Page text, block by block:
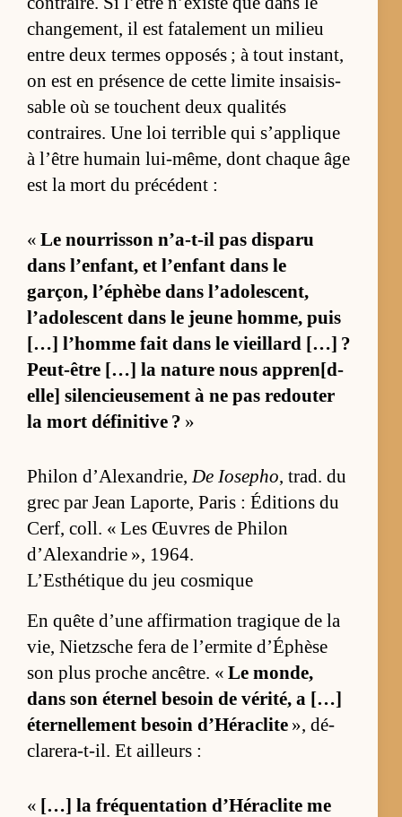
chan­ge­ment, il est fa­ta­le­ment un mi­lieu
entre deux termes op­po­sés ; à tout ins­tant,
on est en pré­sence de cette li­mite in­sai­sis­
sable où se touchent deux qua­li­tés
contraires. Une loi ter­rible qui s’ap­plique
à l’être hu­main lui-mê­me, dont chaque âge
est la mort du pré­cé­dent :
« Le nour­ris­son n’a-t-il pas dis­paru
dans l’en­fant, et l’en­fant dans le
garçon, l’éphèbe dans l’ado­les­cent,
l’ado­les­cent dans le jeune hom­me, puis
[…] l’­homme fait dans le vieillard […] ?
Peut-être […] la na­ture nous ap­pren[d-
el­le] si­len­cieu­se­ment à ne pas re­dou­ter
la mort dé­fi­ni­tive ? »
Phi­lon d’Alexan­drie, De Io­se­pho, trad. du
grec par Jean La­por­te, Pa­ris : Édi­tions du
Cerf, coll. « Les Œuvres de Phi­lon
d’Alexan­drie », 1964.
L’Esthétique du jeu cosmique
En quête d’une af­fir­ma­tion tra­gique de la
vie, Nietzsche fera de l’er­mite d’Éphèse
son plus proche an­cêtre. « Le mon­de,
dans son éter­nel be­soin de vé­ri­té, a […]
éter­nel­le­ment be­soin d’Hé­ra­clite », dé­
cla­re­ra-t-il. Et ailleurs :
« […] la fré­quen­ta­tion d’Hé­ra­clite me